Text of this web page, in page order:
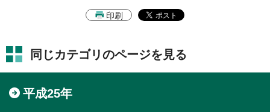
印刷
同じカテゴリのページを見る
平成25年